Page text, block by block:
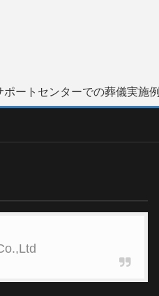
ポートセンターでの葬儀実施例